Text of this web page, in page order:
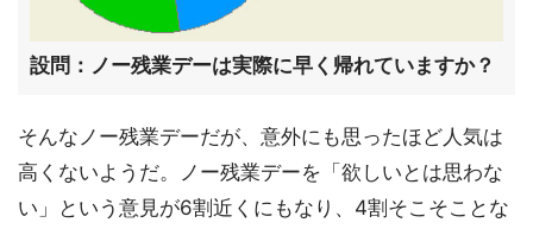
設問：ノー残業デーは実際に早く帰れていますか？
そんなノー残業デーだが、意外にも思ったほど人気は
高くないようだ。ノー残業デーを「欲しいとは思わな
い」という意見が6割近くにもなり、4割そこそことな